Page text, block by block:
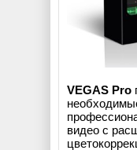
VEGAS Pro
видео с